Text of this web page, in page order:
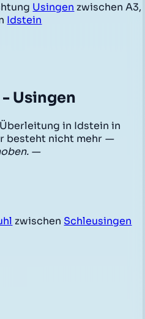
Usingen zwischen A3,
Idstein
Usingen
in Idstein in
besteht nicht mehr —
—
zwischen Schleusingen